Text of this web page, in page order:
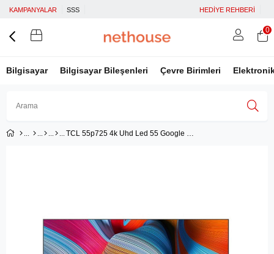
KAMPANYALAR SSS HEDİYE REHBERİ
Bilgisayar Bilgisayar Bileşenleri Çevre Birimleri
Facebook İle Bağlan
0
TCL 55p725 4k Uhd Led 55 Google Tv - Tcl55p725gtv